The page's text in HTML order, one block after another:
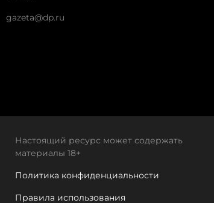
gazeta@dp.ru
Настоящий ресурс может содержать
материалы 18+
Политика конфиденциальности
Правила использования